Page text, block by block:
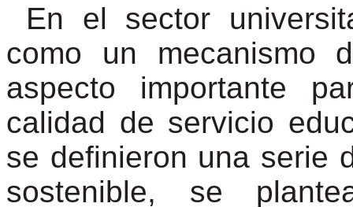
En el sector
como un mecanismo
aspecto importante
calidad de servicio
se definieron una serie
sostenible, se